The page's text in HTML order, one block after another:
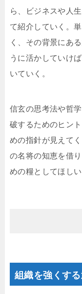
ら、ビジネスや人
て紹介していく。
く、その背景にあ
うに活かしていけ
いていく。
信玄の思考法や哲
破するためのヒン
めの指針が見えて
の名将の知恵を借
めの糧としてほしい
組織を強くす